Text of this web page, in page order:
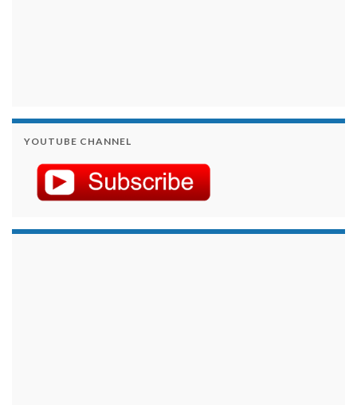
YOUTUBE CHANNEL